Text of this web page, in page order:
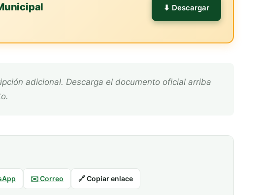
⬇ Descargar
✉️ Correo 🔗 Copiar enlace